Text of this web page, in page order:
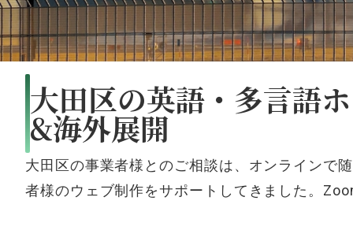
大田区の英語・多言語
&海外展開
大田区の事業者様とのご相談は、オンライ ンで
者様のウェブ制作をサポートし てきました。Zo